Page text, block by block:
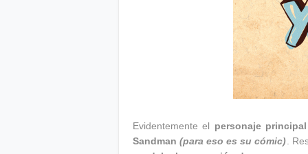
Evidentemente el personaje principal
Sandman (para eso es su cómic) .